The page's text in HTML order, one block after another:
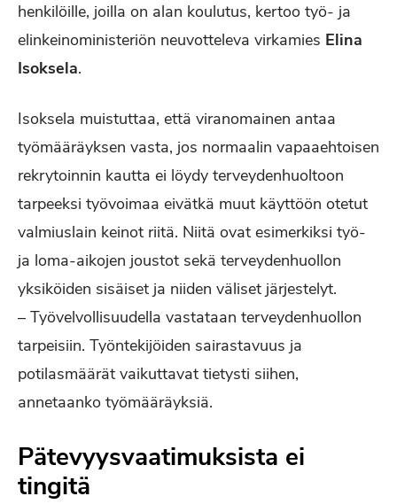
henkilöille, joilla on alan koulutus, kertoo työ- ja
elinkeinoministeriön neuvotteleva virkamies Elina
Isoksela.
Isoksela muistuttaa, että viranomainen antaa
työmääräyksen vasta, jos normaalin vapaaehtoisen
rekrytoinnin kautta ei löydy terveydenhuoltoon
tarpeeksi työvoimaa eivätkä muut käyttöön otetut
valmiuslain keinot riitä. Niitä ovat esimerkiksi työ-
ja loma-aikojen joustot sekä terveydenhuollon
yksiköiden sisäiset ja niiden väliset järjestelyt.
– Työvelvollisuudella vastataan terveydenhuollon
tarpeisiin. Työntekijöiden sairastavuus ja
potilasmäärät vaikuttavat tietysti siihen,
annetaanko työmääräyksiä.
Pätevyysvaatimuksista ei
tingitä